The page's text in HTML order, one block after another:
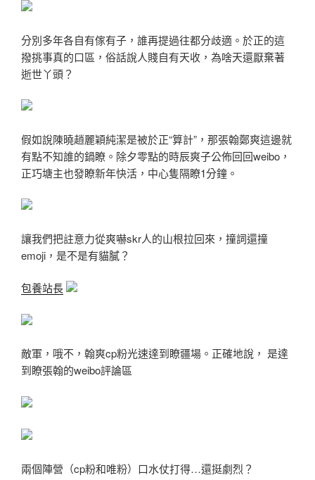
分別多年各自有傢有子，誰再提過往都分歧適。於正的這
撥挑事真的口區，俗話說人賤自有天收，為啥天還厭棄著
逝世丫頭？
假如說陳曉趙麗穎純潔是被於正“算計”，那張翰鄭爽這邊就
有點不知誰的鍋瞭。除夕零點的時辰爽子公佈回回weibo，
正巧塘主也發瞭新年快活，中心隻隔瞭1分鐘。
讓我們把註意力從爽嚇skr人的山根拉回來，撞詞還撞
emoji，是不是有貓膩？
包養站長
敵軍，哦不，翰爽cp粉光速達到瞭疆場。正確地說， 是達
到瞭張翰的weibo評論區
兩個陣營（cp粉和唯粉）口水仗打得…還挺劇烈？